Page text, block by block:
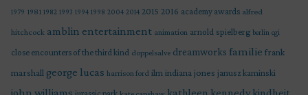
1979 1981 1982 1993 1994 1998 2004 2014 2015 2016 academy awards alfred
hitchcock amblin entertainment animation arnold spielberg berlin cgi
close encounters of the third kind doppelsalve dreamworks familie frank
marshall george lucas harrison ford ilm indiana jones janusz kaminski
kathleen kennedy kindheit